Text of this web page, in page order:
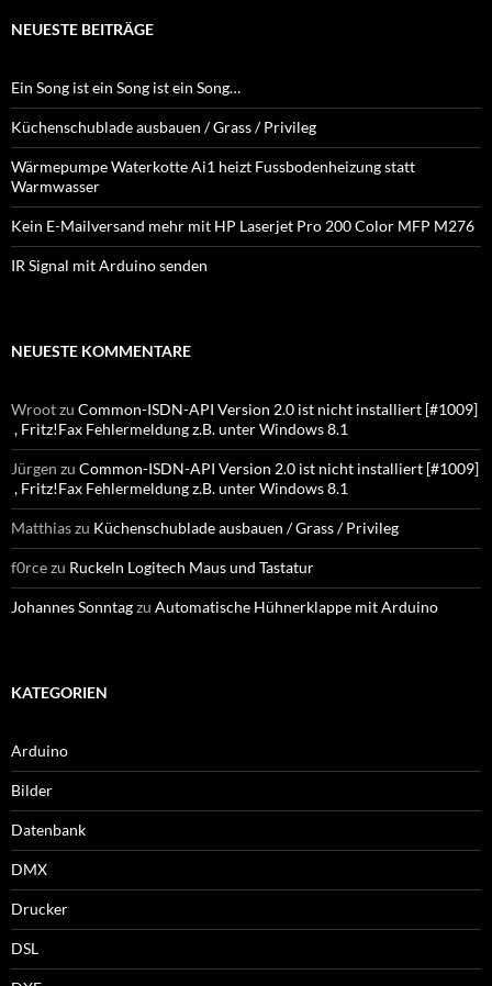
NEUESTE BEITRÄGE
Ein Song ist ein Song ist ein Song…
Küchenschublade ausbauen / Grass / Privileg
Wärmepumpe Waterkotte Ai1 heizt Fussbodenheizung statt
Warmwasser
Kein E-Mailversand mehr mit HP Laserjet Pro 200 Color MFP M276
IR Signal mit Arduino senden
NEUESTE KOMMENTARE
Wrootzu Common-ISDN-API Version 2.0 ist nicht installiert [#1009]
, Fritz!Fax Fehlermeldung z.B. unter Windows 8.1
Jürgen zu Common-ISDN-API Version 2.0 ist nicht installiert [#1009]
, Fritz!Fax Fehlermeldung z.B. unter Windows 8.1
Matthiaszu Küchenschublade ausbauen / Grass / Privileg
f0rcezu Ruckeln Logitech Maus und Tastatur
Johannes Sonntagzu Automatische Hühnerklappe mit Arduino
KATEGORIEN
Arduino
Bilder
Datenbank
DMX
Drucker
DSL